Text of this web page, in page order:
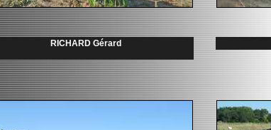
RICHARD Gérard